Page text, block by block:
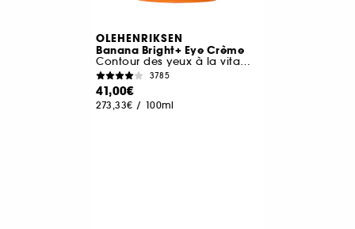
OLEHENRIKSEN
Banana Bright+ Eye Crème
Contour des yeux à la vitamine C
3785
41,00€
273,33€ / 100ml